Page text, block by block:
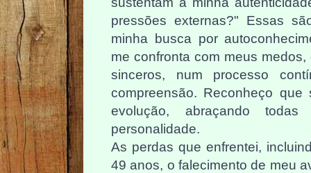
pressões externas?" Essas
minha busca por
me confronta com meus
sinceros, num processo
compreensão. Reconheço
evolução, abraçando
personalidade.
As perdas que enfrentei,
49 anos, o falecimento de meu